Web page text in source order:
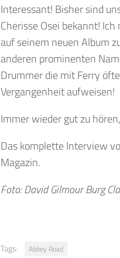
Interessant! Bisher sind
Cherisse Osei bekannt!
auf seinem neuen Album
anderen prominenten
Drummer die mit Ferry
Vergangenheit aufweisen!
Immer wieder gut zu
Das komplette Interview
Magazin.
Foto: David Gilmour Burg
Tags: Abbey Road